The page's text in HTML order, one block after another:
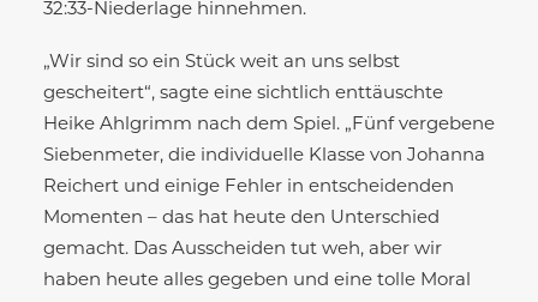
32:33-Niederlage hinnehmen.
„Wir sind so ein Stück weit an uns selbst
gescheitert“, sagte eine sichtlich enttäuschte
Heike Ahlgrimm nach dem Spiel. „Fünf vergebene
Siebenmeter, die individuelle Klasse von Johanna
Reichert und einige Fehler in entscheidenden
Momenten – das hat heute den Unterschied
gemacht. Das Ausscheiden tut weh, aber wir
haben heute alles gegeben und eine tolle Moral